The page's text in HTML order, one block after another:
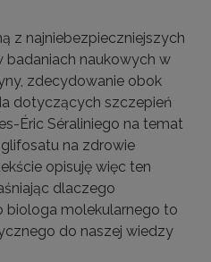
z najniebezpieczniejszych
badaniach naukowych w
zdecydowanie obok
dotyczących szczepień
Éric Séraliniego na temat
na zdrowie
opisuję więc ten
dlaczego
biologa molekularnego to
do naszej wiedzy